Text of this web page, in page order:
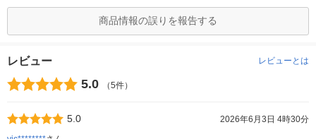
商品情報の誤りを報告する
レビュー レビューとは
5.0 （5件）
5.0
2026年6月3日 4時30分